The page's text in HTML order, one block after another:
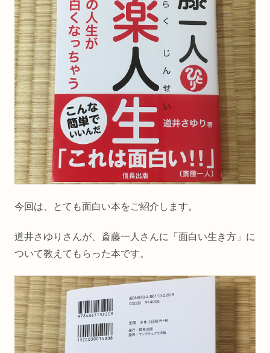
今回は、とても面白い本をご紹介します。
道井さゆりさんが、斎藤一人さんに「面白い生き方」に
ついて教えてもらった本です。